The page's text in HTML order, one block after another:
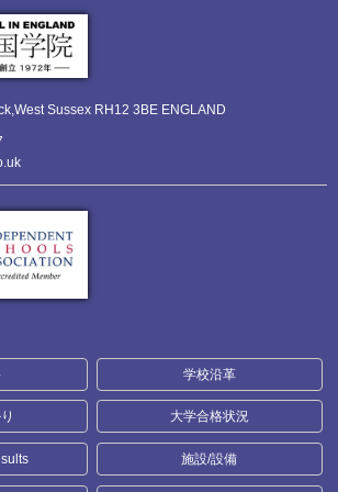
West Sussex RH12 3BE ENGLAND
学校沿革
大学合格状況
施設/設備